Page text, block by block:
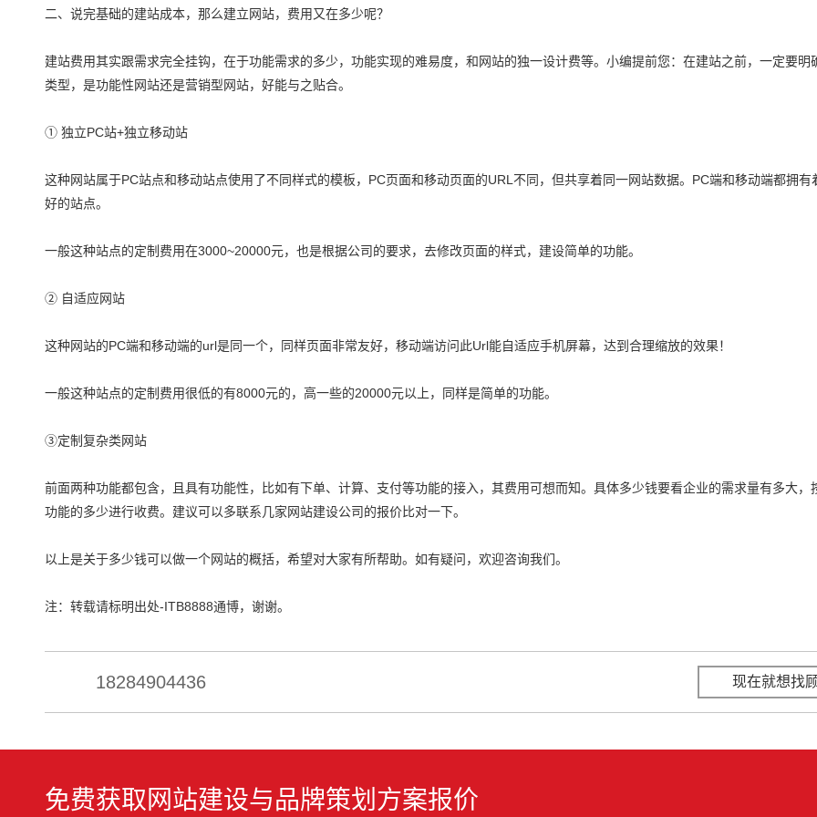
二、说完基础的建站成本，那么建立网站，费用又在多少呢？
建站费用其实跟需求完全挂钩，在于功能需求的多少，功能实现的难易度，和网站的独一设计费等。小编提前您：在建站之前，一定要明
类型，是功能性网站还是营销型网站，好能与之贴合。
① 独立PC站+独立移动站
这种网站属于PC站点和移动站点使用了不同样式的模板，PC页面和移动页面的URL不同，但共享着同一网站数据。PC端和移动端都拥有
好的站点。
一般这种站点的定制费用在3000~20000元，也是根据公司的要求，去修改页面的样式，建设简单的功能。
② 自适应网站
这种网站的PC端和移动端的url是同一个，同样页面非常友好，移动端访问此Url能自适应手机屏幕，达到合理缩放的效果！
一般这种站点的定制费用很低的有8000元的，高一些的20000元以上，同样是简单的功能。
③定制复杂类网站
前面两种功能都包含，且具有功能性，比如有下单、计算、支付等功能的接入，其费用可想而知。具体多少钱要看企业的需求量有多大，
功能的多少进行收费。建议可以多联系几家网站建设公司的报价比对一下。
以上是关于多少钱可以做一个网站的概括，希望对大家有所帮助。如有疑问，欢迎咨询我们。
注：转载请标明出处-ITB8888通博，谢谢。
18284904436 现在就想找
免费获取网站建设与品牌策划方案报价